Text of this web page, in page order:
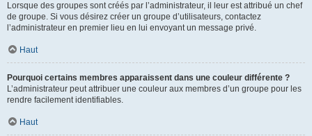
Lorsque des groupes sont créés par l’administrateur, il leur est attribué un chef
de groupe. Si vous désirez créer un groupe d’utilisateurs, contactez
l’administrateur en premier lieu en lui envoyant un message privé.
Haut
Pourquoi certains membres apparaissent dans une couleur différente ?
L’administrateur peut attribuer une couleur aux membres d’un groupe pour les
rendre facilement identifiables.
Haut